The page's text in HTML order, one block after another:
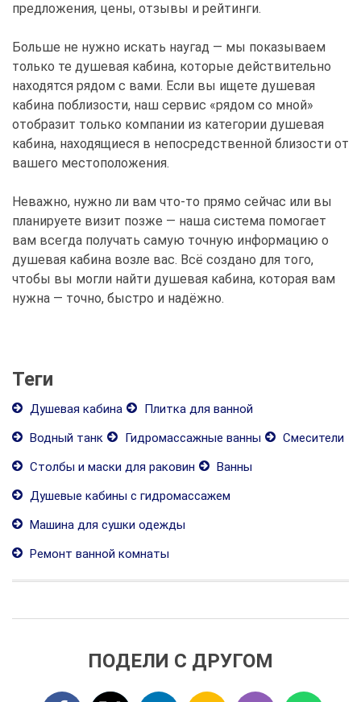
предложения, цены, отзывы и рейтинги.
Больше не нужно искать наугад — мы показываем
только те душевая кабина, которые действительно
находятся рядом с вами. Если вы ищете душевая
кабина поблизости, наш сервис «рядом со мной»
отобразит только компании из категории душевая
кабина, находящиеся в непосредственной близости от
вашего местоположения.
Неважно, нужно ли вам что-то прямо сейчас или вы
планируете визит позже — наша система помогает
вам всегда получать самую точную информацию о
душевая кабина возле вас. Всё создано для того,
чтобы вы могли найти душевая кабина, которая вам
нужна — точно, быстро и надёжно.
Теги
Душевая кабина
Плитка для ванной
Водный танк
Гидромассажные ванны
Смесители
Столбы и маски для раковин
Ванны
Душевые кабины с гидромассажем
Машина для сушки одежды
Ремонт ванной комнаты
ПОДЕЛИ С ДРУГОМ